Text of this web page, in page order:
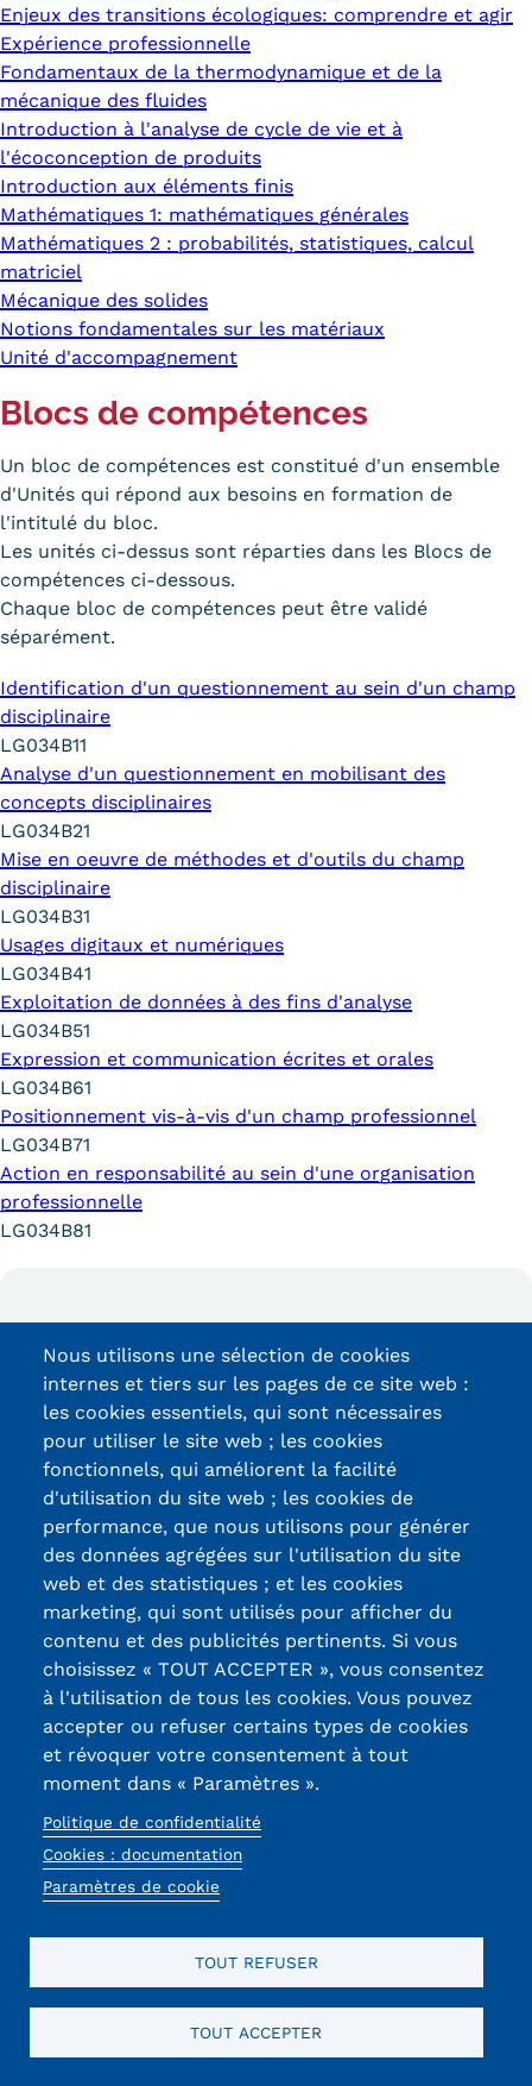
Enjeux des transitions écologiques: comprendre et agir
Expérience professionnelle
Fondamentaux de la thermodynamique et de la
mécanique des fluides
Introduction à l'analyse de cycle de vie et à
l'écoconception de produits
Introduction aux éléments finis
Mathématiques 1: mathématiques générales
Mathématiques 2 : probabilités, statistiques, calcul
matriciel
Mécanique des solides
Notions fondamentales sur les matériaux
Unité d'accompagnement
Blocs de compétences
Un bloc de compétences est constitué d'un ensemble
d'Unités qui répond aux besoins en formation de
l'intitulé du bloc.
Les unités ci-dessus sont réparties dans les Blocs de
compétences ci-dessous.
Chaque bloc de compétences peut être validé
séparément.
Identification d'un questionnement au sein d'un champ
disciplinaire
LG034B11
Analyse d'un questionnement en mobilisant des
concepts disciplinaires
LG034B21
Mise en oeuvre de méthodes et d'outils du champ
disciplinaire
LG034B31
Usages digitaux et numériques
LG034B41
Exploitation de données à des fins d'analyse
LG034B51
Expression et communication écrites et orales
LG034B61
Positionnement vis-à-vis d'un champ professionnel
LG034B71
Action en responsabilité au sein d'une organisation
professionnelle
LG034B81
Actusde la formation
16/02/2026 REMISE DE DIPLÔMES
Gala des diplômés ESJO'
2025
En janvier dernier, le Gala des diplômés
ESJO’ 2025 a rassemblé étudiants,
familles, équipes pédagogiques et
partenaires pour célébrer la réussite des
diplômés, dont ceux des formations du
Cnam Bourgogne Franche-Comté.
Lire la suite
Voir toute l'actualité
Préinscrivez-vous à cette
Nous utilisons une sélection de cookies
internes et tiers sur les pages de ce site web :
les cookies essentiels, qui sont nécessaires
pour utiliser le site web ; les cookies
fonctionnels, qui améliorent la facilité
d'utilisation du site web ; les cookies de
performance, que nous utilisons pour générer
des données agrégées sur l'utilisation du site
web et des statistiques ; et les cookies
marketing, qui sont utilisés pour afficher du
contenu et des publicités pertinents. Si vous
choisissez « TOUT ACCEPTER », vous consentez
à l'utilisation de tous les cookies. Vous pouvez
accepter ou refuser certains types de cookies
et révoquer votre consentement à tout
moment dans « Paramètres ».
Politique de confidentialité
Cookies : documentation
Paramètres de cookie
TOUT REFUSER
TOUT ACCEPTER